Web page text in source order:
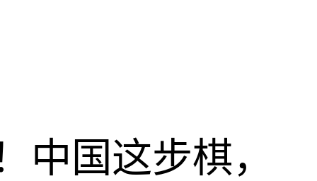
中国这步棋，